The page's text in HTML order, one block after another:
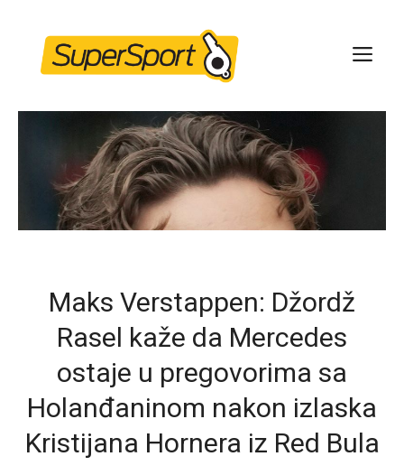
content
Maks Verstappen: Džordž
Rasel kaže da Mercedes
ostaje u pregovorima sa
Holanđaninom nakon izlaska
Kristijana Hornera iz Red Bula